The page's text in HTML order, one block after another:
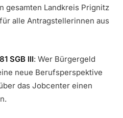
gesamten Landkreis Prignitz
alle Antragstellerinnen aus
SGB III: Wer Bürgergeld
neue Berufsperspektive
das Jobcenter einen